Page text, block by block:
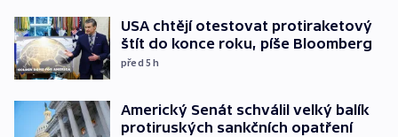
USA chtějí otestovat protiraketový
štít do konce roku, píše Bloomberg
před 5h
Americký Senát schválil velký balík
protiruských sankčních opatření